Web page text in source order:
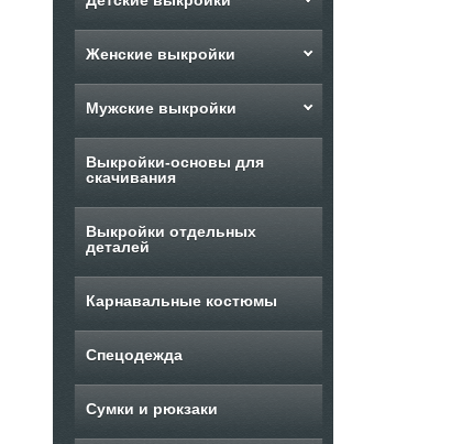
Женские выкройки
Мужские выкройки
Выкройки-основы для
скачивания
Выкройки отдельных
деталей
Карнавальные костюмы
Спецодежда
Сумки и рюкзаки